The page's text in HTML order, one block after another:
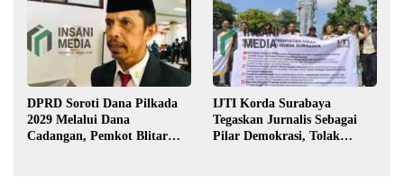
DPRD Soroti Dana Pilkada
2029 Melalui Dana
Cadangan, Pemkot Blitar
IJTI Korda Surabaya
Tegaskan Jurnalis Sebagai
Pilar Demokrasi, Tolak